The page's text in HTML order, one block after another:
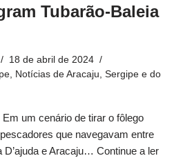
Tubarão-Baleia
18 de abril de 2024
, Notícias de Aracaju, Sergipe e do
um cenário de tirar o fôlego
que navegavam entre
D’ajuda e Aracaju… Continue a ler